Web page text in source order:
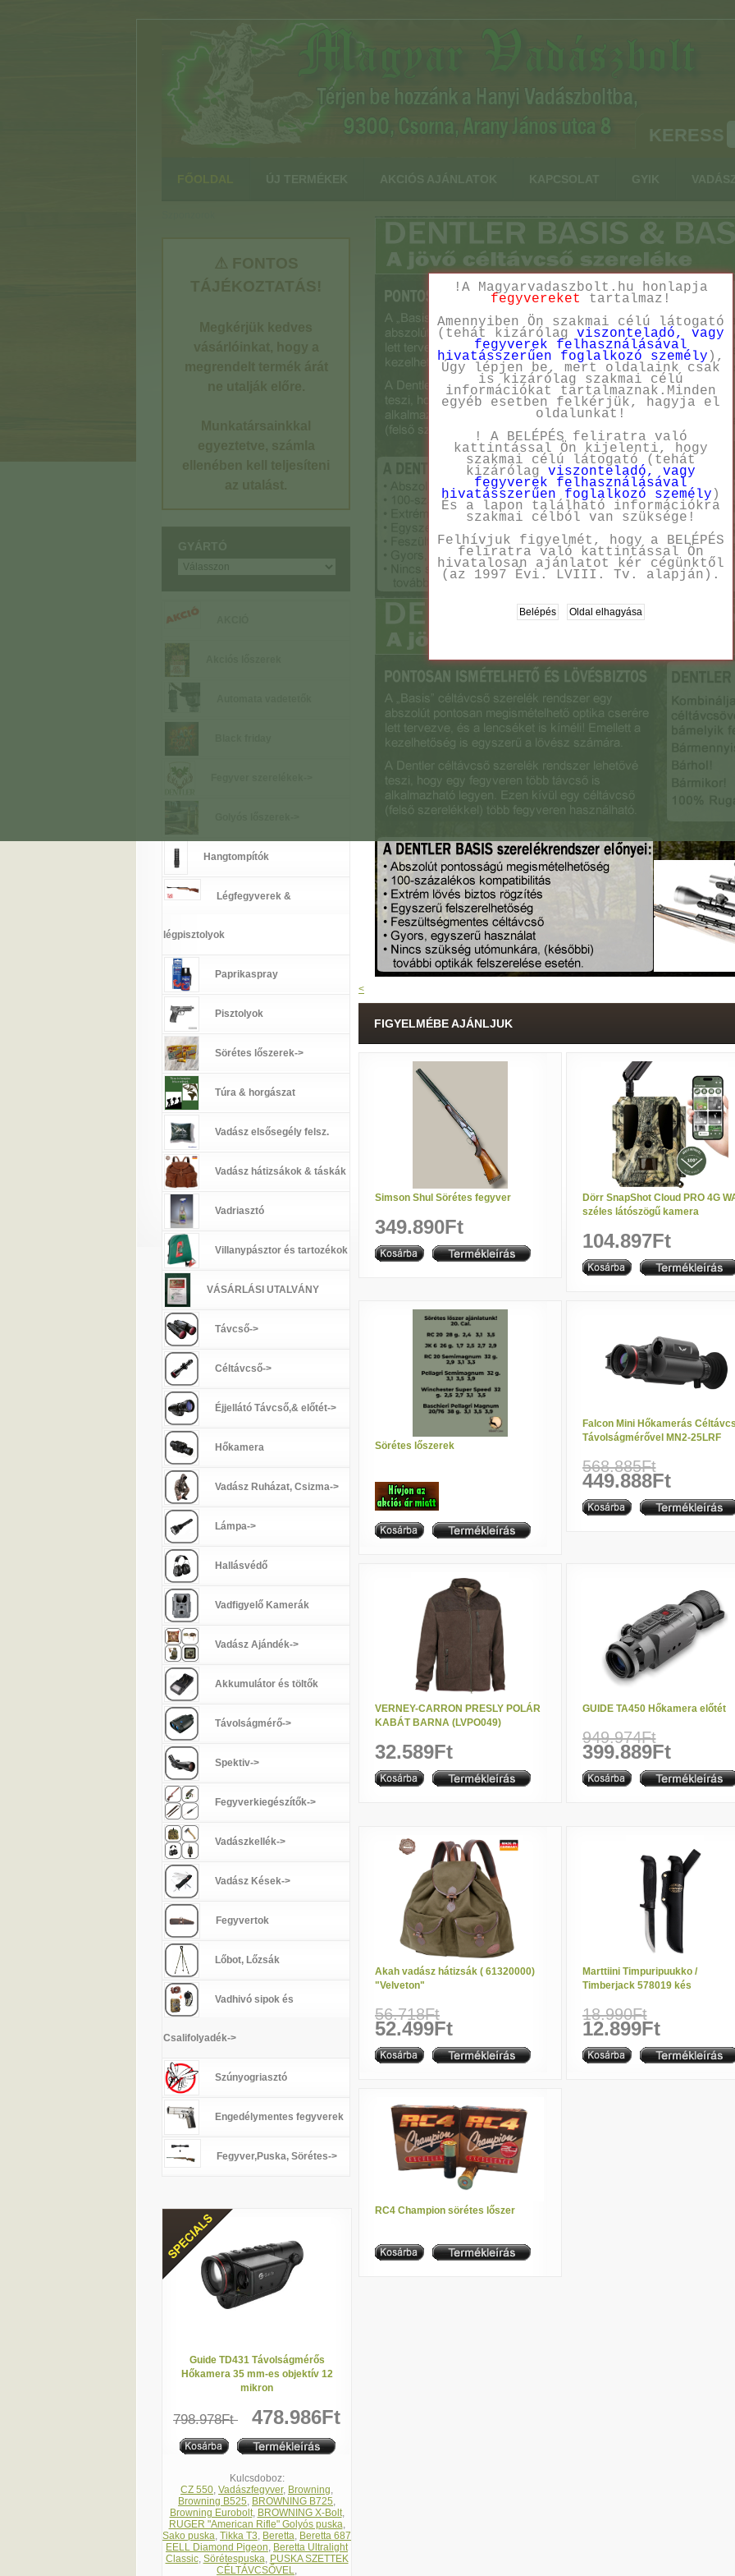
KERESS
Hangtompítók
Légfegyverek &
légpisztolyok
Paprikaspray
Pisztolyok
Sörétes lőszerek->
Túra & horgászat
Vadász elsősegély felsz.
Vadász hátizsákok & táskák
Vadriasztó
Villanypásztor és tartozékok
VÁSÁRLÁSI UTALVÁNY
Távcső->
Céltávcső->
Éjjellátó Távcső,& előtét->
Hőkamera
Vadász Ruházat, Csizma->
Lámpa->
Hallásvédő
Vadfigyelő Kamerák
Vadász Ajándék->
Akkumulátor és töltők
Távolságmérő->
Spektiv->
Fegyverkiegészítők->
Vadászkellék->
Vadász Kések->
Fegyvertok
Lőbot, Lőzsák
Vadhivó sipok és
Csalifolyadék->
Szúnyogriasztó
Engedélymentes fegyverek
Fegyver,Puska, Sörétes->
Guide TD431 Távolságmérős
Hőkamera 35 mm-es objektív 12
mikron
798.978Ft 478.986Ft
Kulcsdoboz:
CZ 550, Vadászfegyver, Browning,
Browning B525, BROWNING B725,
Browning Eurobolt, BROWNING X-Bolt,
RUGER "American Rifle" Golyós puska,
Sako puska, Tikka T3, Beretta, Beretta 687
EELL Diamond Pigeon, Beretta Ultralight
Classic, Sörétespuska, PUSKA SZETTEK
CÉLTÁVCSŐVEL,
<
FIGYELMÉBE AJÁNLJUK
Simson Shul Sörétes fegyver
349.890Ft
Dörr SnapShot Cloud PRO 4G
széles látószögű kamera
104.897Ft
Sörétes lőszerek
Falcon Mini Hőkamerás
Távolságmérővel MN2-25LRF
568.885Ft
449.888Ft
VERNEY-CARRON PRESLY POLÁR
KABÁT BARNA (LVPO049)
32.589Ft
GUIDE TA450 Hőkamera előtét
949.974Ft
399.889Ft
Akah vadász hátizsák ( 61320000)
"Velveton"
56.718Ft
52.499Ft
Marttiini Timpuripuukko /
Timberjack 578019 kés
18.990Ft
12.899Ft
RC4 Champion sörétes lőszer
!A Magyarvadaszbolt.hu honlapja
fegyvereket
tartalmaz!
Amennyiben Ön szakmai célú látogató
(tehát kizárólag viszonteladó, vagy
fegyverek felhasználásával
hivatásszerűen foglalkozó személy ),
Úgy lépjen be, mert oldalaink csak
is kizárólag szakmai célú
információkat tartalmaznak.Minden
egyéb esetben felkérjük, hagyja el
oldalunkat!
! A BELÉPÉS feliratra való
kattintással Ön kijelenti, hogy
szakmai célú látogató (tehát
kizárólag viszonteladó, vagy
fegyverek felhasználásával
hivatásszerűen foglalkozó személy )
És a lapon található információkra
szakmai célból van szüksége!
Felhívjuk figyelmét, hogy a BELÉPÉS
feliratra való kattintással Ön
hivatalosan ajánlatot kér cégünktől
(az 1997 Évi. LVIII. Tv. alapján).